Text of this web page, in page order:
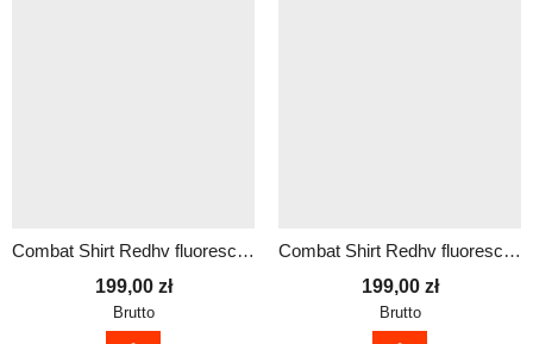
Combat Shirt Redhv fluorescencyjne rękawy bluza damska
199,00 zł
Brutto
Combat Shirt Redhv fluorescencyjne rękawy bluza męska
199,00 zł
Brutto